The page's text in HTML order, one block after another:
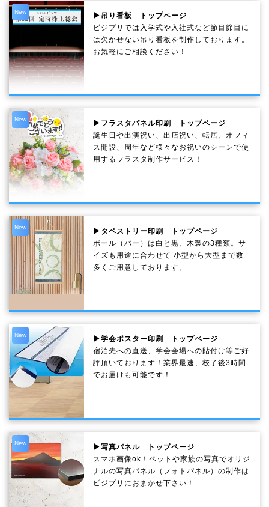
New
▶吊り看板 トップページ
ビジプリでは入学式や入社式など節目節目に
は欠かせない吊り看板を制作しております。
お気軽にご相談ください！
New
▶フラスタパネル印刷 トップページ
誕生日や出演祝い、出店祝い、転居、オフィ
ス開設、周年など様々なお祝いのシーンで使
用するフラスタ制作サービス！
New
▶タペストリー印刷 トップページ
ポール（バー）は白と黒、木製の3種類。サ
イズも用途に合わせて 小型から大型まで数
多くご用意しております。
New
▶学会ポスター印刷 トップページ
宿泊先への直送、学会会場への貼付け等ご好
評頂いております！業界最速、校了後3時間
でお届けも可能です！
New
▶写真パネル トップページ
スマホ画像ok！ペットや家族の写真でオリジ
ナルの写真パネル（フォトパネル）の制作は
ビジプリにおまかせ下さい！